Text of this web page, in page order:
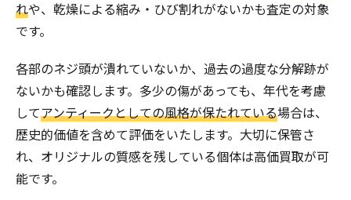
れや、乾燥による縮み・ひび割れがないかも査定の対象
です。
各部のネジ頭が潰れていないか、過去の過度な分解跡が
ないかも確認します。多少の傷があっても、年代を考慮
してアンティークとしての風格が保たれている場合は、
歴史的価値を含めて評価をいたします。大切に保管さ
れ、オリジナルの質感を残している個体は高価買取が可
能です。